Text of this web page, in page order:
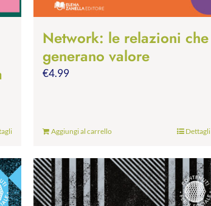
Network: le relazioni che
generano valore
€4.99
Aggiungi al carrello Dettagli